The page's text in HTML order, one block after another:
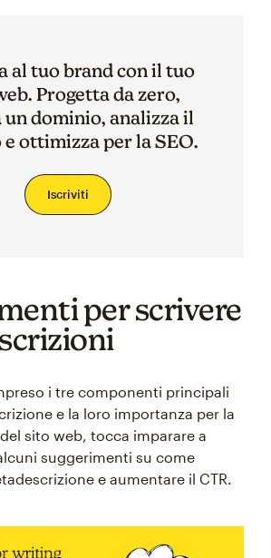
al tuo brand con il tuo
Progetta da zero,
un dominio, analizza il
ottimizza per la SEO.
Iscriviti
per scrivere
i tre componenti principali
e la loro importanza per la
sito web, tocca imparare a
suggerimenti su come
e aumentare il CTR.